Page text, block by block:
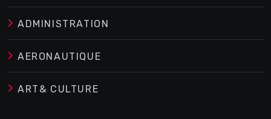
ADMINISTRATION
AERONAUTIQUE
ART& CULTURE